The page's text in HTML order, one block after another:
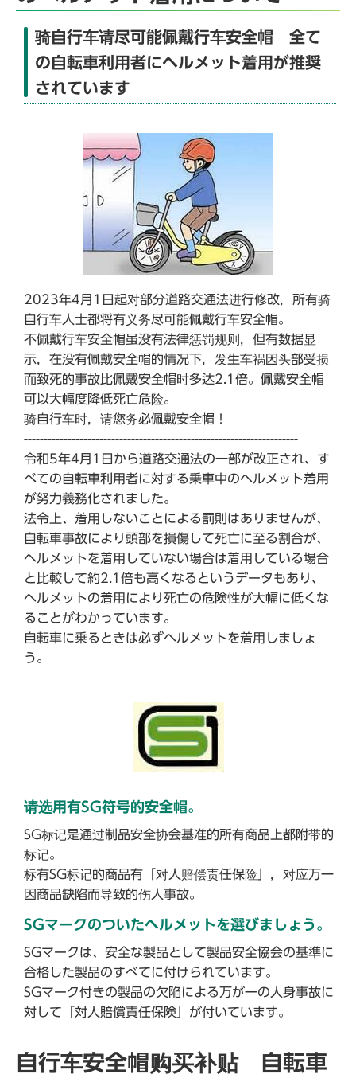
骑自行车请尽可能佩戴行车安全帽 全て
の自転車利用者にヘルメット着用が推奨
されています
2023年4月1日起对部分道路交通法进行修改，所有骑
自行车人士都将有义务尽可能佩戴行车安全帽。
不佩戴行车安全帽虽没有法律惩罚规则，但有数据显
示，在没有佩戴安全帽的情况下，发生车祸因头部受损
而致死的事故比佩戴安全帽时多达2.1倍。佩戴安全帽
可以大幅度降低死亡危险。
骑自行车时，请您务必佩戴安全帽！
---------------------------------------------------------------------
令和5年4月1日から道路交通法の一部が改正され、す
べての自転車利用者に対する乗車中のヘルメット着用
が努力義務化されました。
法令上、着用しないことによる罰則はありませんが、
自転車事故により頭部を損傷して死亡に至る割合が、
ヘルメットを着用していない場合は着用している場合
と比較して約2.1倍も高くなるというデータもあり、
ヘルメットの着用により死亡の危険性が大幅に低くな
ることがわかっています。
自転車に乗るときは必ずヘルメットを着用しましょ
う。
请选用有SG符号的安全帽。
SG标记是通过制品安全协会基准的所有商品上都附带的
标记。
标有SG标记的商品有「对人赔偿责任保险」，对应万一
因商品缺陷而导致的伤人事故。
SGマークのついたヘルメットを選びましょう。
SGマークは、安全な製品として製品安全協会の基準に
合格した製品のすべてに付けられています。
SGマーク付きの製品の欠陥による万が一の人身事故に
対して「対人賠償責任保険」が付いています。
自行车安全帽购买补贴 自転車